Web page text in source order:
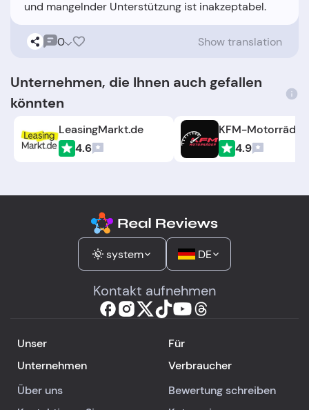
0 Show translation
Unternehmen, die Ihnen auch gefallen
könnten
LeasingMarkt.de
4.6
KFM-
4.9
system DE
Kontakt aufnehmen
Unser
Unternehmen
Über uns
Für
Verbraucher
Bewertung schreiben